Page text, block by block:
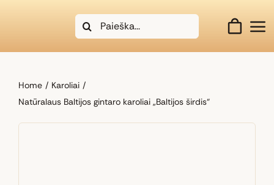
Search
for:
Home
Karoliai
Natūralaus Baltijos gintaro karoliai „Baltijos širdis“